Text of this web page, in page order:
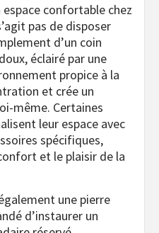
confortable chez
pas de disposer
d’un coin
éclairé par une
propice à la
et crée un
même. Certaines
leur espace avec
spécifiques,
et le plaisir de la
une pierre
d’instaurer un